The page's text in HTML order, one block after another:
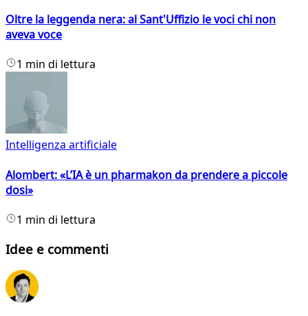
Oltre la leggenda nera: al Sant'Uffizio le voci chi non
aveva voce
1 min di lettura
Intelligenza artificiale
Alombert: «L’IA è un pharmakon da prendere a piccole
dosi»
1 min di lettura
Idee e commenti